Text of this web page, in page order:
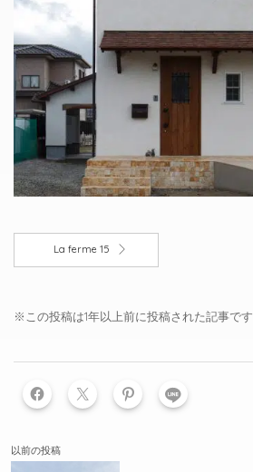
La ferme 15
※この投稿は1年以上前に投稿された記事です
LINE
以前の投稿